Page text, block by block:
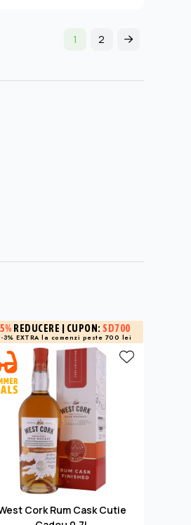
1 2
REDUCERE | CUPON:SD700
3% EXTRA la comenzi peste 700 lei
Cork Rum Cask Cutie